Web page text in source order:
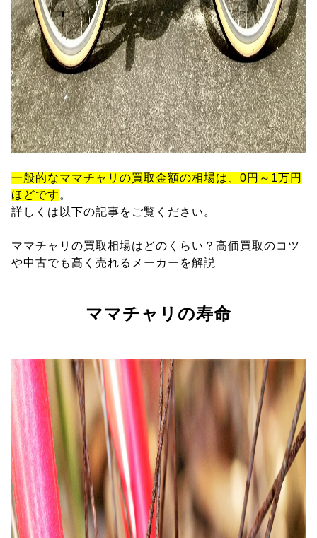
一般的なママチャリの買取金額の相場は、0円～1万円
ほどです 。
詳しくは以下の記事をご覧ください。
ママチャリの買取相場はどのくらい？高価買取のコツ
や中古でも高く売れるメーカーを解説
ママチャリの寿命